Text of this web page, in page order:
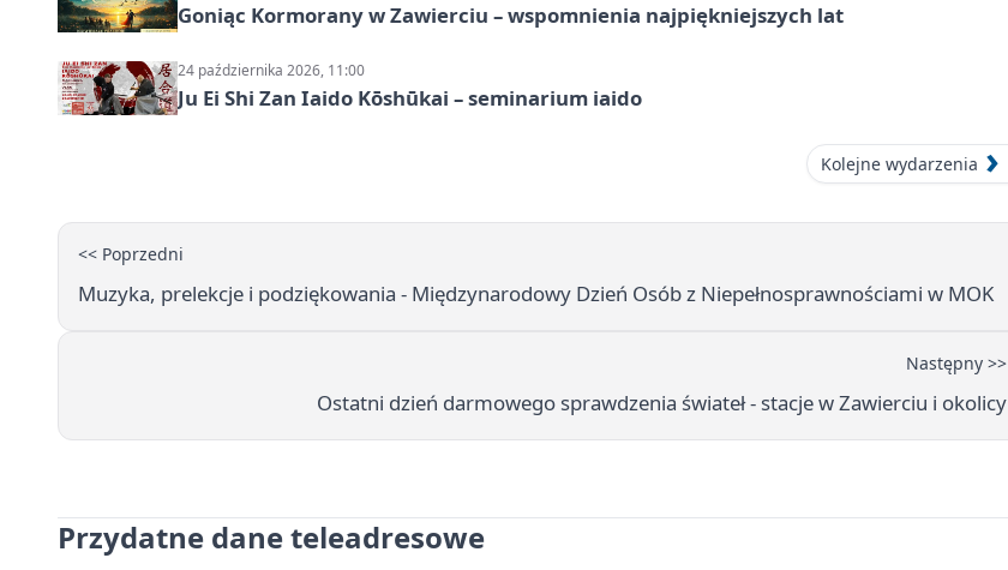
Goniąc Kormorany w Zawierciu – wspomnienia najpiękniejszych lat
24 października 2026, 11:00
Ju Ei Shi Zan Iaido Kōshūkai – seminarium iaido
Kolejne wydarzenia
<< Poprzedni
Muzyka, prelekcje i podziękowania - Międzynarodowy Dzień Osób z Niepełnosprawnościami w MOK
Następny >>
Ostatni dzień darmowego sprawdzenia świateł - stacje w Zawierciu i okolicy
Przydatne dane teleadresowe